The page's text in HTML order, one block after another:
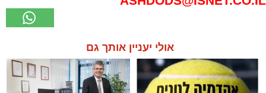
אולי יעניין אותך גם